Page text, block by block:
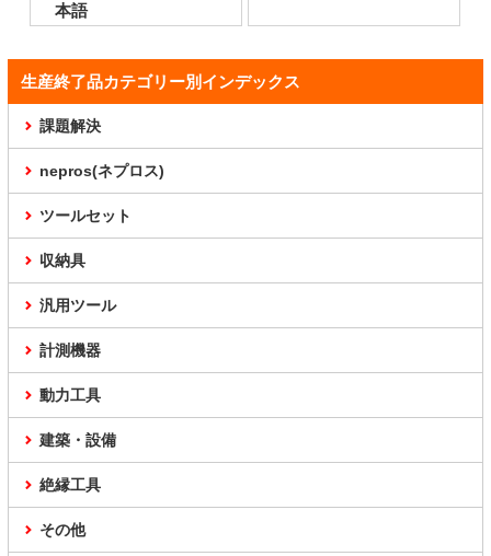
本語
生産終了品カテゴリー別インデックス
課題解決
nepros(ネプロス)
ツールセット
収納具
汎用ツール
計測機器
動力工具
建築・設備
絶縁工具
その他